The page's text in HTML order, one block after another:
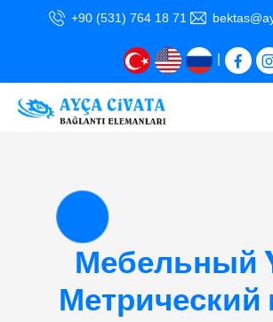
+90 (531) 764 18 71
|
Мебельный
Метрический